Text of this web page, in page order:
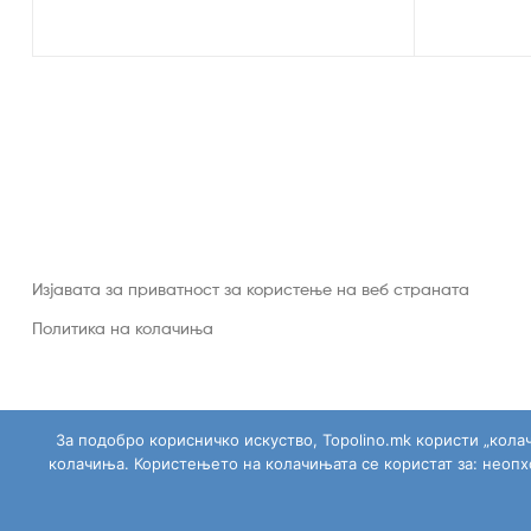
Изјавата за приватност за користење на веб страната
Политика на колачиња
За подобро корисничко искуство, Topolino.mk користи
колачиња. Користењето на колачињата се користат за: